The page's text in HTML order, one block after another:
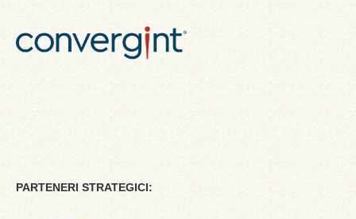
PARTENERI STRATEGICI: